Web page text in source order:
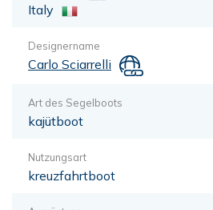
Italy
Designername
Carlo Sciarrelli
Art des Segelboots
kajütboot
Nutzungsart
kreuzfahrtboot